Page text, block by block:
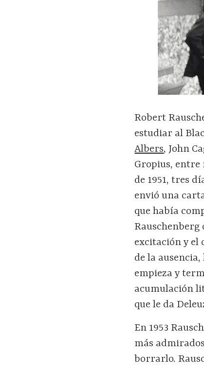
Robert
estudiar al
Albers, John
Gropius, entre
de 1951, tres
envió una
que había
Rauschenberg
excitación y el
de la
empieza y
acumulación
que le da
En 1953
más
borrarlo.